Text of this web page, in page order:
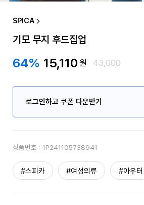
SPICA
기모 무지 후드집업
64% 15,110원 43,000
로그인하고 쿠폰 다운받기
상품번호 : 1P241105738941
#스피카 #여성의류 #아우터